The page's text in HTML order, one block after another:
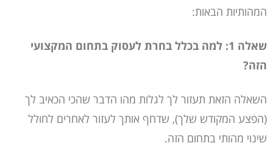
המהותיות הבאות:
שאלה 1: למה בכלל בחרת לעסוק בתחום המקצועי
הזה?
השאלה הזאת תעזור לך לגלות מהו הדבר שהכי הכאיב לך
(הפצע המקודש שלך), שדחף אותך לעזור לאחרים לחולל
שינוי מהותי בתחום הזה.